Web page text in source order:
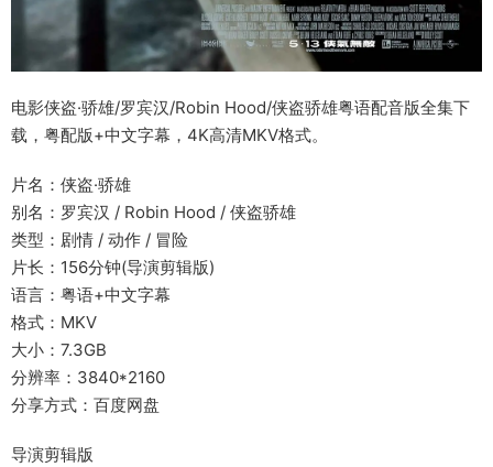
电影侠盗·骄雄/罗宾汉/Robin Hood/侠盗骄雄粤语配音版全集下
载，粤配版+中文字幕，4K高清MKV格式。
片名：侠盗·骄雄
别名：罗宾汉 / Robin Hood / 侠盗骄雄
类型：剧情 / 动作 / 冒险
片长：156分钟(导演剪辑版)
语言：粤语+中文字幕
格式：MKV
大小：7.3GB
分辨率：3840*2160
分享方式：百度网盘
导演剪辑版